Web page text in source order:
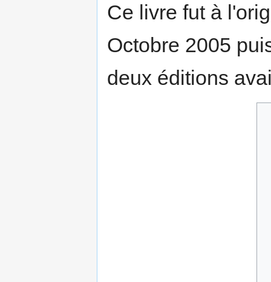
Ce livre fut à
Octobre 2005
deux éditions